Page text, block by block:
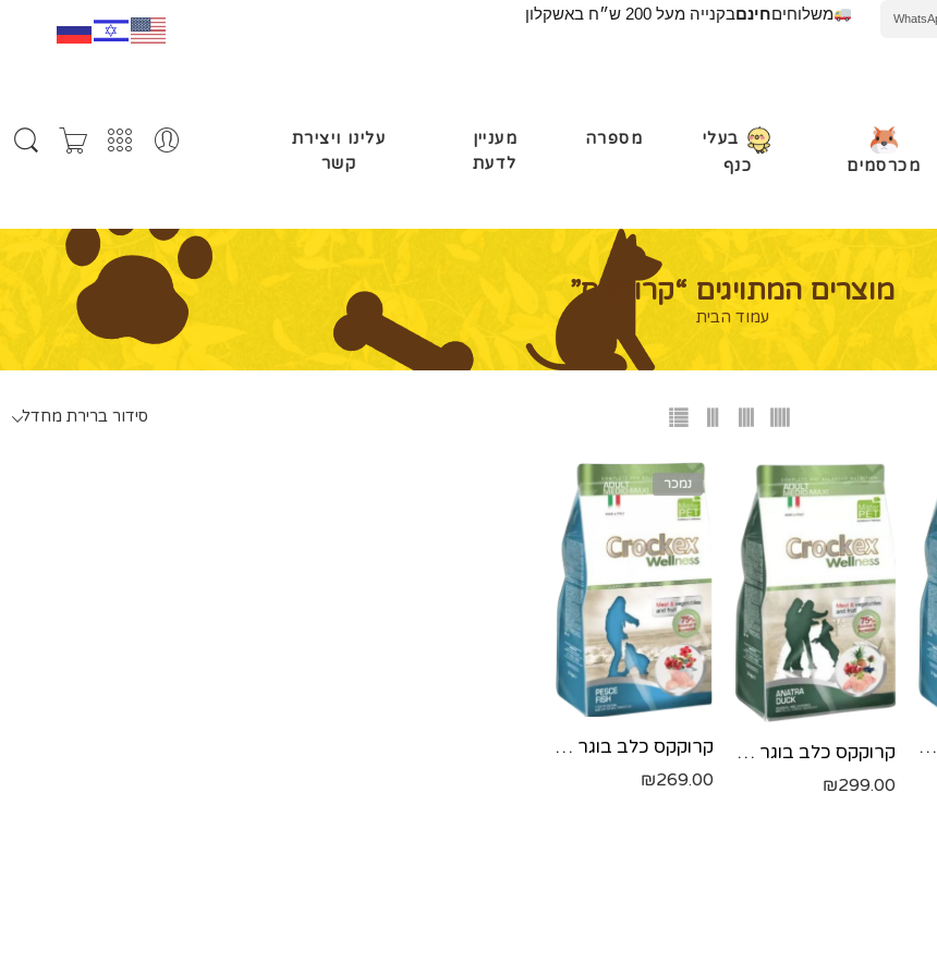
משלוחיםחינםבקנייה מעל 200 ש״ח באשקלון
מכרסמים
בעלי
כנף
מספרה
מעניין
לדעת
עלינו ויצירת
קשר
מוצרים המתויגים “קרוקקס”
עמוד הבית
קרוקקס - מזון לכלבים בוגרים - דגים 2 קילו
קרוקקס כלב בוגר ברווז 12 ק"ג 12 קג
₪299.00
נמכר
קרוקקס כלב בוגר כופתיות מיני דגים 7.5 ק"ג 7.5 קג
₪269.00